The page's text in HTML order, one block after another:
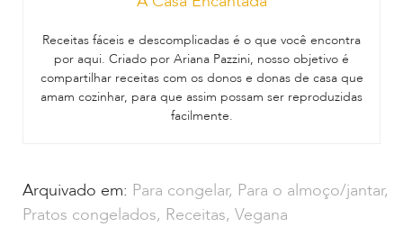
Receitas fáceis e descomplicadas é o que você encontra
por aqui. Criado por Ariana Pazzini, nosso objetivo é
compartilhar receitas com os donos e donas de casa que
amam cozinhar, para que assim possam ser reproduzidas
facilmente.
Arquivado em: Para congelar, Para o almoço/jantar,
Pratos congelados, Receitas, Vegana